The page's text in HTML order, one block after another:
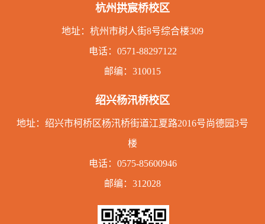
杭州拱宸桥校区
地址： 杭州市树人街8号综合楼309
电话： 0571-88297122
邮编：310015
绍兴杨汛桥校区
地址：绍兴市柯桥区杨汛桥街道江夏路2016号尚德园3号
楼
电话： 0575-85600946
邮编：312028